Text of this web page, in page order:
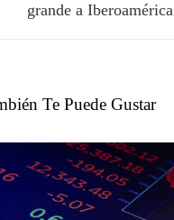
grande a Iberoamérica
Te Puede Gustar